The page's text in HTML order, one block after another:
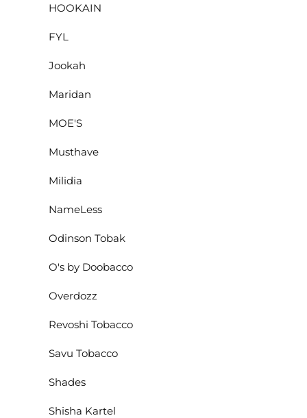
HOOKAIN
FYL
Jookah
Maridan
MOE'S
Musthave
Milidia
NameLess
Odinson Tobak
O's by Doobacco
Overdozz
Revoshi Tobacco
Savu Tobacco
Shades
Shisha Kartel